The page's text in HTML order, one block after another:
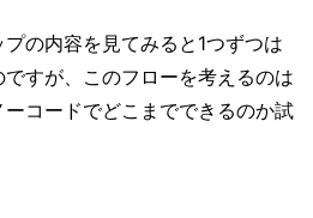
の内容を見てみると1つずつは
すが、このフローを考えるのは
コードでどこまでできるのか試